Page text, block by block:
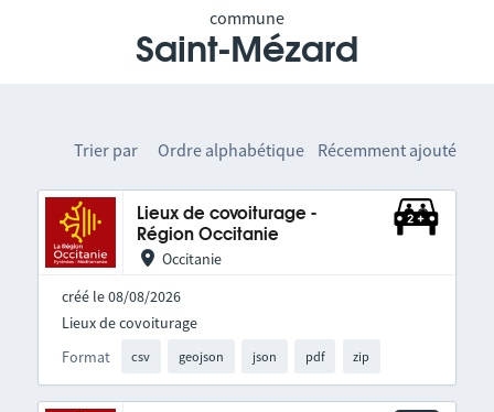
commune
Saint-Mézard
Trier par Ordre alphabétique Récemment ajouté
Lieux de covoiturage -
Région Occitanie
Occitanie
créé le 08/08/2026
Format csv geojson json pdf zip
Lieux de covoiturage